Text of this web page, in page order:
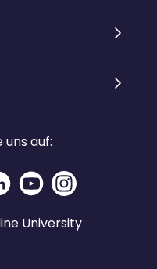
uns auf:
University